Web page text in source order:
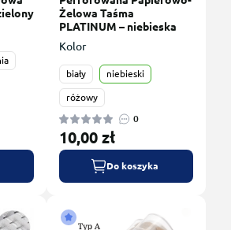
Żelowa Taśma
PLATINUM – niebieska
Kolor
biały niebieski
różowy
0
10,00 zł
Do koszyka